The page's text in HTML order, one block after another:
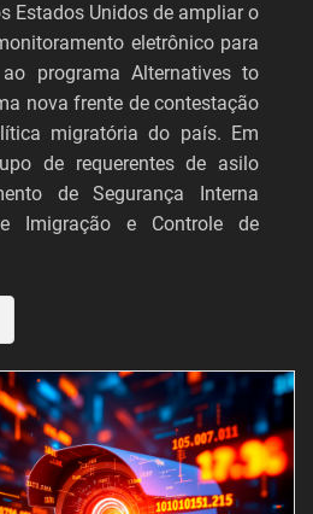
Estados Unidos de ampliar o
eletrônico para
programa Alternatives to
nova frente de contestação
migratória do país. Em
de requerentes de asilo
de Segurança Interna
Imigração e Controle de